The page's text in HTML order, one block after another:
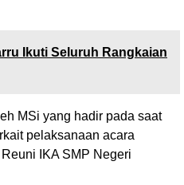
Ikuti Seluruh Rangkaian
MSi yang hadir pada saat
pelaksanaan acara
IKA SMP Negeri